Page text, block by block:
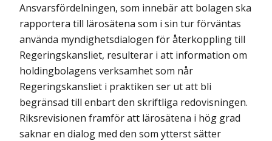
Ansvarsfördelningen, som innebär att bolagen ska
rapportera till lärosätena som i sin tur förväntas
använda myndighetsdialogen för återkoppling till
Regeringskansliet, resulterar i att information om
holdingbolagens verksamhet som når
Regeringskansliet i praktiken ser ut att bli
begränsad till enbart den skriftliga redovisningen.
Riksrevisionen framför att lärosätena i hög grad
saknar en dialog med den som ytterst sätter